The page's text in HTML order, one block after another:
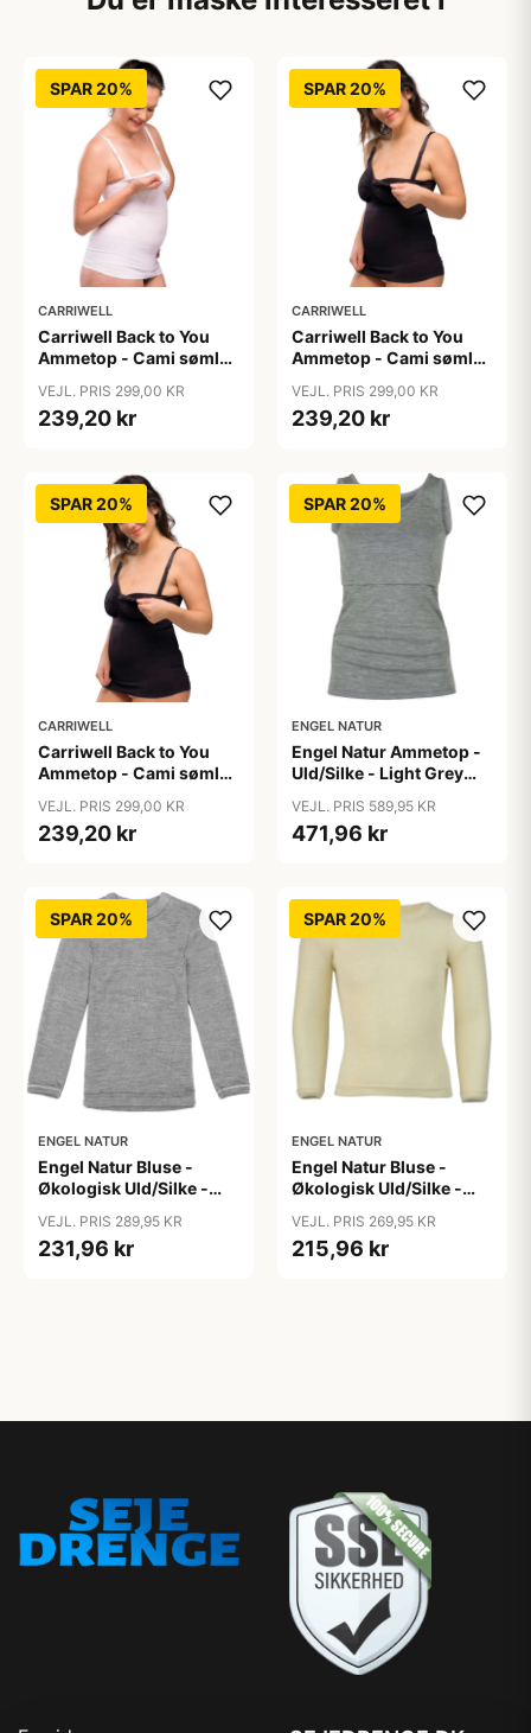
SPAR 20%
CARRIWELL
Carriwell Back to You
Ammetop - Cami sømløs
VEJL. PRIS 299,00 KR
239,20 kr
SPAR 20%
CARRIWELL
Carriwell Back to You
Ammetop - Cami sømløs
VEJL. PRIS 299,00 KR
239,20 kr
SPAR 20%
CARRIWELL
Carriwell Back to You
Ammetop - Cami sømløs
VEJL. PRIS 299,00 KR
239,20 kr
SPAR 20%
ENGEL NATUR
Engel Natur Ammetop -
Uld/Silke - Light Grey
VEJL. PRIS 589,95 KR
471,96 kr
SPAR 20%
ENGEL NATUR
Engel Natur Bluse -
Økologisk Uld/Silke -
VEJL. PRIS 289,95 KR
231,96 kr
SPAR 20%
ENGEL NATUR
Engel Natur Bluse -
Økologisk Uld/Silke -
VEJL. PRIS 269,95 KR
215,96 kr